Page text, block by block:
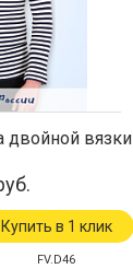
двойной вязки
Купить в 1 клик
FV.D46